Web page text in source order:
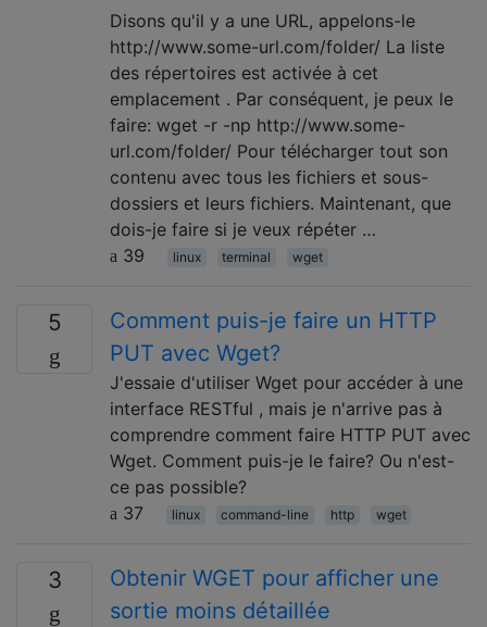
Disons qu'il y a une URL, appelons-le
http://www.some-url.com/folder/ La liste
des répertoires est activée à cet
emplacement . Par conséquent, je peux le
faire: wget -r -np http://www.some-
url.com/folder/ Pour télécharger tout son
contenu avec tous les fichiers et sous-
dossiers et leurs fichiers. Maintenant, que
dois-je faire si je veux répéter …
39
linux terminal wget
5
Comment puis-je faire un HTTP
PUT avec Wget?
J'essaie d'utiliser Wget pour accéder à une
interface RESTful , mais je n'arrive pas à
comprendre comment faire HTTP PUT avec
Wget. Comment puis-je le faire? Ou n'est-
ce pas possible?
37
linux command-line http wget
3
Obtenir WGET pour afficher une
sortie moins détaillée